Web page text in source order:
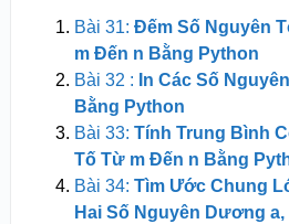
Bài 31: Đếm Số Nguyên
m Đến n Bằng Python
Bài 32 : In Các Số
Bằng Python
Bài 33: Tính Trung Bình
Tố Từ m Đến n Bằng
Bài 34: Tìm Ước Chung
Hai Số Nguyên Dương